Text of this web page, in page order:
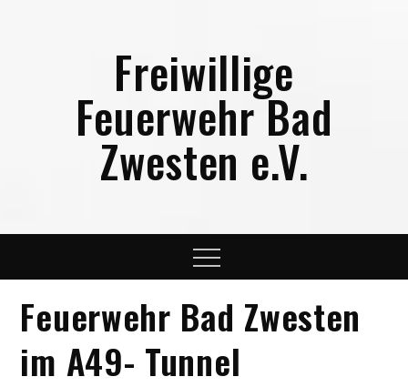
Freiwillige
Feuerwehr Bad
Zwesten e.V.
Menu
Feuerwehr Bad Zwesten
im A49- Tunnel